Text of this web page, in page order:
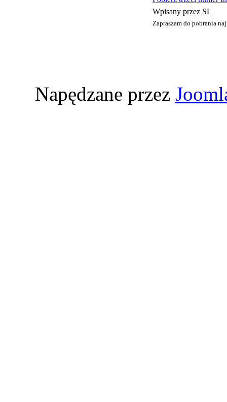
Wpisany przez SL
Zapraszam do pobrania
Napędzane przez